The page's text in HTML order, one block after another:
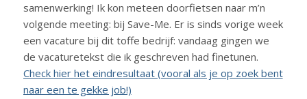
samenwerking! Ik kon meteen doorfietsen naar m’n
volgende meeting: bij Save-Me. Er is sinds vorige week
een vacature bij dit toffe bedrijf: vandaag gingen we
de vacaturetekst die ik geschreven had finetunen.
Check hier het eindresultaat (vooral als je op zoek bent
naar een te gekke job!)